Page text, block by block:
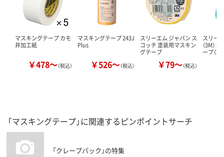
マスキングテープ カモ
井加工紙
￥478～（税込）
マスキングテープ 243J
Plus
￥526～（税込）
スリーエム ジャパン ス
コッチ 塗装用マスキン
グテープ
￥79～（税込）
スリー
（3M）
ープ（
「マスキングテープ」に関連するピンポイントサーチ
「クレープパック」の特集